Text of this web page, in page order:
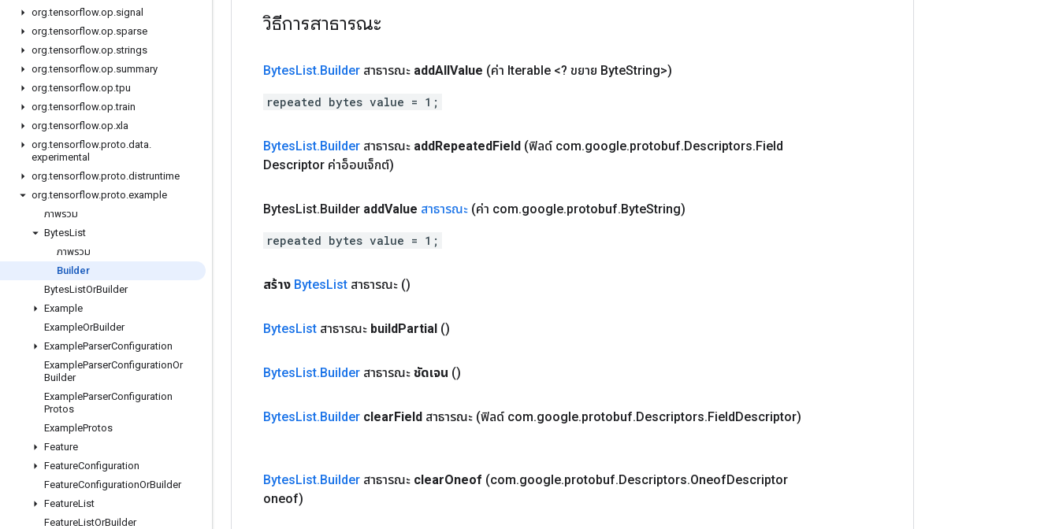
org.tensorflow.op.signal
org.tensorflow.op.sparse
org.tensorflow.op.strings
org.tensorflow.op.summary
org.tensorflow.op.tpu
org.tensorflow.op.train
org.tensorflow.op.xla
org.tensorflow.proto.data.
experimental
org.tensorflow.proto.distruntime
org.tensorflow.proto.example
ภาพรวม
BytesList
ภาพรวม
Builder
BytesListOrBuilder
Example
ExampleOrBuilder
ExampleParserConfiguration
ExampleParserConfigurationOr
Builder
ExampleParserConfiguration
Protos
ExampleProtos
Feature
FeatureConfiguration
FeatureConfigurationOrBuilder
FeatureList
FeatureListOrBuilder
วิธีการสาธารณะ
BytesList.Builder สาธารณะ addAllValue (ค่า Iterable <? ขยาย ByteString>)
repeated bytes value = 1;
BytesList.Builder สาธารณะ addRepeatedField (ฟิลด์ com.google.protobuf.Descriptors.Field
Descriptor ค่าอ็อบเจ็กต์)
BytesList.Builder addValue สาธารณะ (ค่า com.google.protobuf.ByteString)
repeated bytes value = 1;
สร้าง BytesList สาธารณะ ()
BytesList สาธารณะ buildPartial ()
BytesList.Builder สาธารณะ ชัดเจน ()
BytesList.Builder clearField สาธารณะ (ฟิลด์ com.google.protobuf.Descriptors.FieldDescriptor)
BytesList.Builder สาธารณะ clearOneof (com.google.protobuf.Descriptors.OneofDescriptor
oneof)